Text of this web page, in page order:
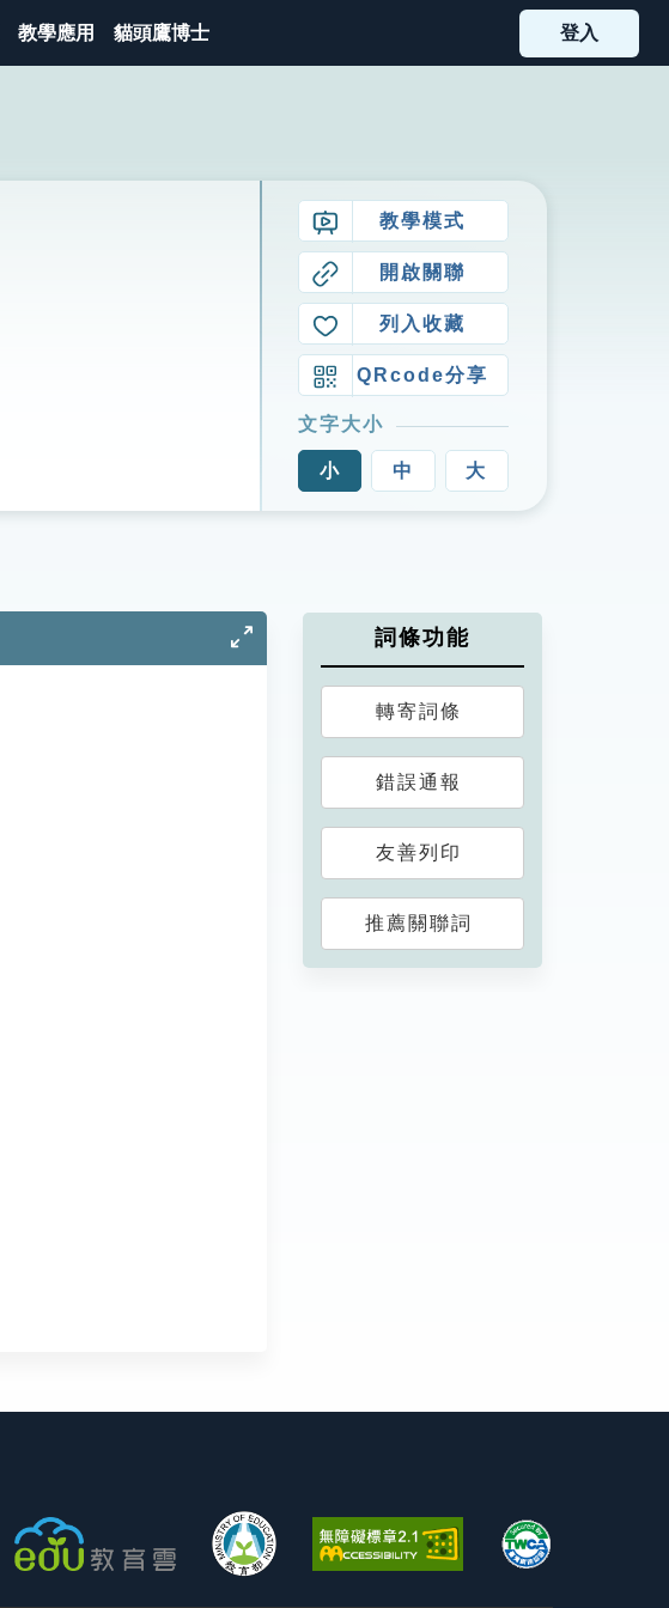
教學應用 貓頭鷹博士 登入
教學模式
開啟關聯
列入收藏
QRcode分享
文字大小
小 中 大
詞條功能
轉寄詞條
錯誤通報
友善列印
推薦關聯詞